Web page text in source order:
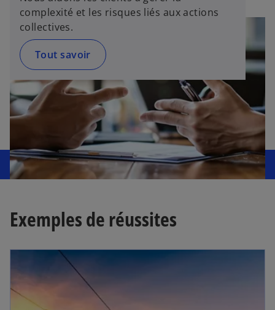
n
complexité et les risques liés aux actions
collectives.
Tout savoir
Exemples de réussites